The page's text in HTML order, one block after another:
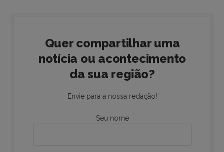
Quer compartilhar uma
notícia ou acontecimento
da sua região?
Envie para a nossa redação!
Seu nome